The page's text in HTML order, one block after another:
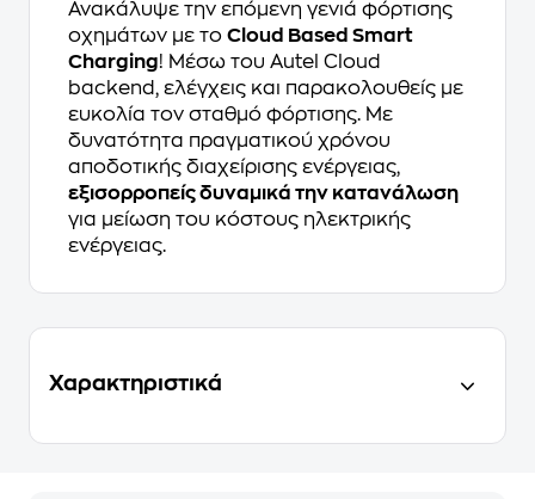
Ανακάλυψε την επόμενη γενιά φόρτισης
οχημάτων με το Cloud Based Smart
Charging! Μέσω του Autel Cloud
backend, ελέγχεις και παρακολουθείς με
ευκολία τον σταθμό φόρτισης. Με
δυνατότητα πραγματικού χρόνου
αποδοτικής διαχείρισης ενέργειας,
εξισορροπείς δυναμικά την κατανάλωση
για μείωση του κόστους ηλεκτρικής
ενέργειας.
Χαρακτηριστικά